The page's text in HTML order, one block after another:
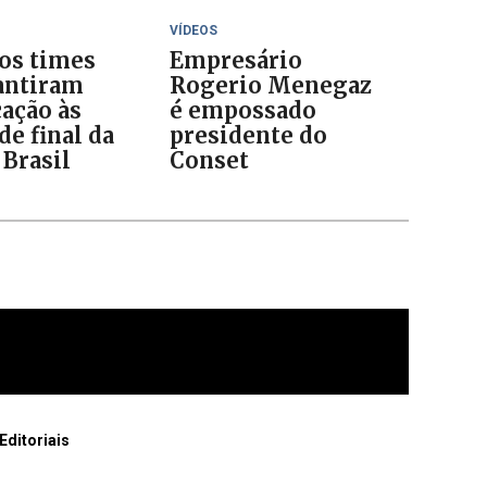
times
às
final da
Brasil
VÍDEOS
Empresário
Rogerio Menegaz
é empossado
presidente do
Conset